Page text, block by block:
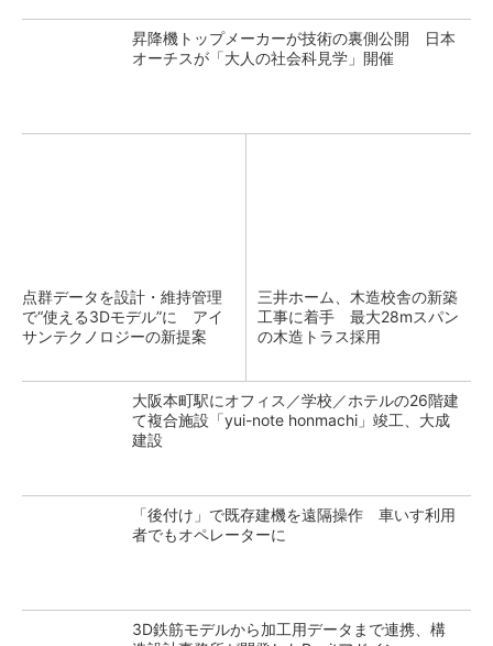
昇降機トップメーカーが技術の裏側公開 日本
オーチスが「大人の社会科見学」開催
点群データを設計・維持管理
で“使える3Dモデル”に アイ
サンテクノロジーの新提案
三井ホーム、木造校舎の新築
工事に着手 最大28mスパン
の木造トラス採用
大阪本町駅にオフィス／学校／ホテルの26階建
て複合施設「yui-note honmachi」竣工、大成
建設
「後付け」で既存建機を遠隔操作 車いす利用
者でもオペレーターに
3D鉄筋モデルから加工用データまで連携、構